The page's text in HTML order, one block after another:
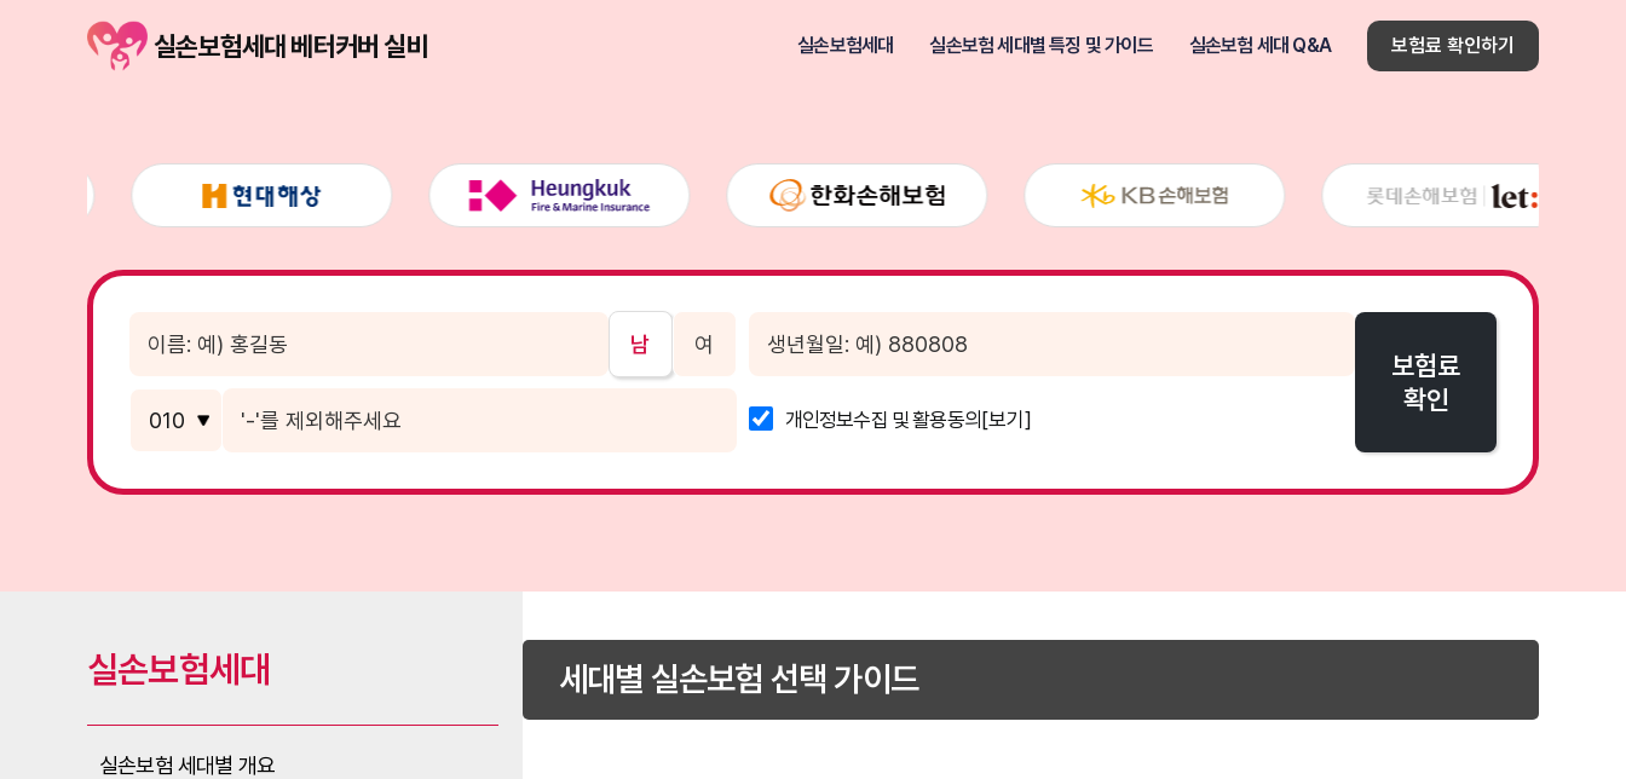
실손보험세대 베터커버 실비 실손보험세대 실손보험 세대별 특징 및 가이드 실손보험 세대 Q&A 보험료 확인하기
남 여
개인정보수집 및 활용동의 [보기]
보험료
확인
실손보험세대
실손보험 세대별 개요
세대별 실손보험 선택 가이드